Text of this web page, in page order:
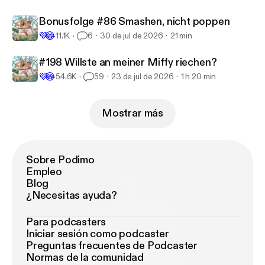
Bonusfolge #86 Smashen, nicht poppen
💜😂11.1K 6 30 de jul de 2026 21 min
#198 Willste an meiner Miffy riechen?
💜😂54.6K 59 23 de jul de 2026 1 h 20 min
Mostrar más
Sobre Podimo
Empleo
Blog
¿Necesitas ayuda?
Para podcasters
Iniciar sesión como podcaster
Preguntas frecuentes de Podcaster
Normas de la comunidad